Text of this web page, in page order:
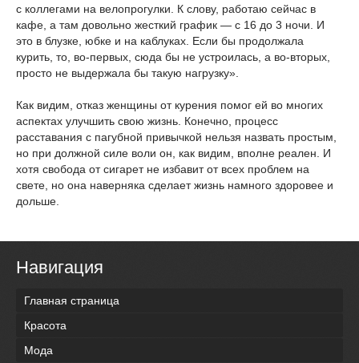
с коллегами на велопрогулки. К слову, работаю сейчас в
кафе, а там довольно жесткий график — с 16 до 3 ночи. И
это в блузке, юбке и на каблуках. Если бы продолжала
курить, то, во-первых, сюда бы не устроилась, а во-вторых,
просто не выдержала бы такую нагрузку».
Как видим, отказ женщины от курения помог ей во многих
аспектах улучшить свою жизнь. Конечно, процесс
расставания с пагубной привычкой нельзя назвать простым,
но при должной силе воли он, как видим, вполне реален. И
хотя свобода от сигарет не избавит от всех проблем на
свете, но она наверняка сделает жизнь намного здоровее и
дольше.
Навигация
Главная страница
Красота
Мода